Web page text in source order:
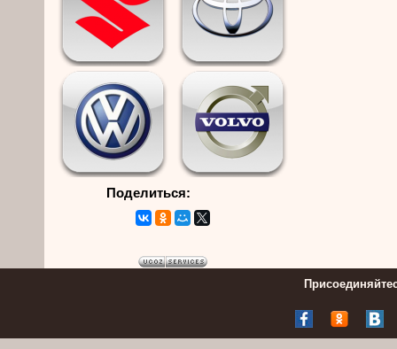
Поделиться: